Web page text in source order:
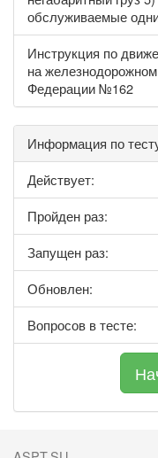
обслуживаемые
Инструкция по
на
Федерации №162
Информация по
Действует:
Пройден раз:
Запущен раз:
Обновлен:
Вопросов в тесте: